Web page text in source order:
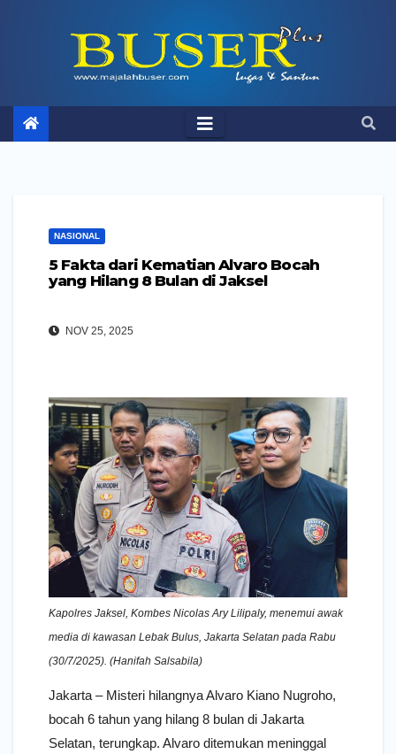
NASIONAL
5 Fakta dari Kematian Alvaro Bocah
yang Hilang 8 Bulan di Jaksel
NOV 25, 2025
Kapolres Jaksel, Kombes Nicolas Ary Lilipaly, menemui awak
media di kawasan Lebak Bulus, Jakarta Selatan pada Rabu
(30/7/2025). (Hanifah Salsabila)
Jakarta – Misteri hilangnya Alvaro Kiano Nugroho,
bocah 6 tahun yang hilang 8 bulan di Jakarta
Selatan, terungkap. Alvaro ditemukan meninggal